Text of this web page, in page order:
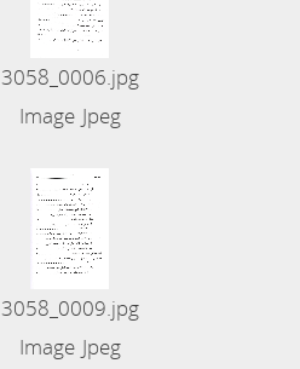
3058_0006.jpg
Image Jpeg
3058_0009.jpg
Image Jpeg